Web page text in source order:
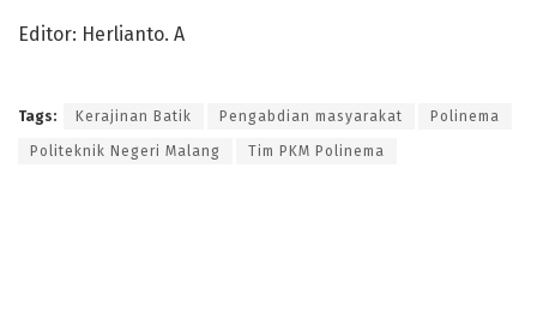
Editor: Herlianto. A
Tags: Kerajinan Batik Pengabdian masyarakat Polinema
Politeknik Negeri Malang Tim PKM Polinema